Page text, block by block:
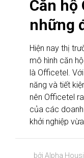
Căn hộ
những
Hiện nay thị
mô hình căn
là Officetel.
năng và tiết
nên Officetel
của các
khởi nghiệp
bởi Alpha